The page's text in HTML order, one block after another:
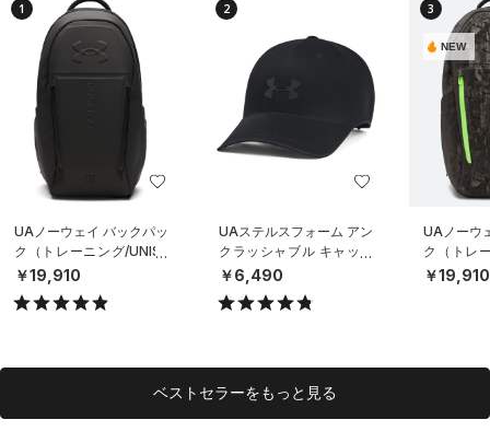
1
UAノーウェイ バックパッ
ク（トレーニング/UNISE
X）
￥19,910
2
UAステルスフォーム アン
クラッシャブル キャップ
（ライフスタイル/UNISE
￥6,490
3
NEW
UAノーウ
ク（トレ
X）
￥19,910
ベストセラーをもっと見る